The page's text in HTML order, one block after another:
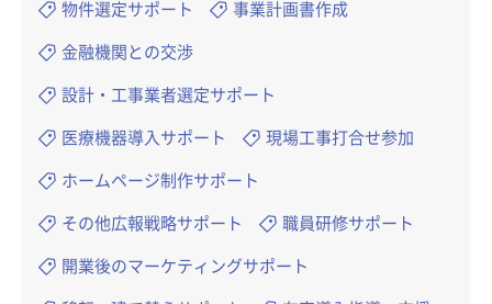
物件選定サポート 事業計画書作成
金融機関との交渉
設計・工事業者選定サポート
医療機器導入サポート 現場工事打合せ参加
ホームページ制作サポート
その他広報戦略サポート 職員研修サポート
開業後のマーケティングサポート